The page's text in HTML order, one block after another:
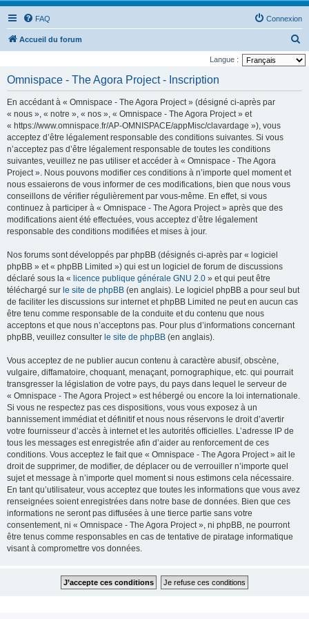
FAQ Connexion
Accueil du forum
e
Langue :
Omnispace - The Agora Project - Inscription
En accédant à « Omnispace - The Agora Project » (désigné ci-après par
« nous », « notre », « nos », « Omnispace - The Agora Project » et
« https://www.omnispace.fr/AP-OMNISPACE/appMisc/clavardage »), vous
acceptez d’être légalement responsable des conditions suivantes. Si vous
n’acceptez pas d’être légalement responsable de toutes les conditions
suivantes, veuillez ne pas utiliser et accéder à « Omnispace - The Agora
Project ». Nous pouvons modifier ces conditions à n’importe quel moment et
nous essaierons de vous informer de ces modifications, bien que nous vous
conseillons de vérifier régulièrement par vous-même. En effet, si vous
continuez à participer à « Omnispace - The Agora Project » après que des
modifications aient été effectuées, vous acceptez d’être légalement
responsable des conditions modifiées et mises à jour.
Nos forums sont développés par phpBB (désignés ci-après par « logiciel
phpBB » et « phpBB Limited ») qui est un logiciel de forum de discussions
déclaré sous la « licence publique générale GNU 2.0 » et qui peut être
téléchargé sur le site de phpBB (en anglais). Le logiciel phpBB a pour seul but
de faciliter les discussions sur internet et phpBB Limited ne peut en aucun cas
être tenu comme responsable de la conduite et du contenu que nous
acceptons et que nous n’acceptons pas. Pour plus d’informations concernant
phpBB, veuillez consulter le site de phpBB (en anglais).
Vous acceptez de ne publier aucun contenu à caractère abusif, obscène,
vulgaire, diffamatoire, choquant, menaçant, pornographique, etc. qui pourrait
transgresser la législation de votre pays, du pays dans lequel le serveur de
« Omnispace - The Agora Project » est hébergé ou encore la loi internationale.
Si vous ne respectez pas ces dispositions, vous vous exposez à un
bannissement immédiat et définitif et nous nous réservons le droit d’avertir
votre fournisseur d’accès à internet et les autorités officielles. L’adresse IP de
tous les messages est enregistrée afin d’aider au renforcement de ces
conditions. Vous acceptez le fait que « Omnispace - The Agora Project » ait le
droit de supprimer, de modifier, de déplacer ou de verrouiller n’importe quel
sujet et message à n’importe quel moment si nous estimons cela nécessaire.
En tant qu’utilisateur, vous acceptez que toutes les informations que vous avez
renseignées soient enregistrées dans notre base de données. Bien que ces
informations ne seront pas diffusées à une tierce partie sans votre
consentement, ni « Omnispace - The Agora Project », ni phpBB, ne pourront
être tenus comme responsables en cas de tentative de piratage informatique
visant à compromettre vos données.